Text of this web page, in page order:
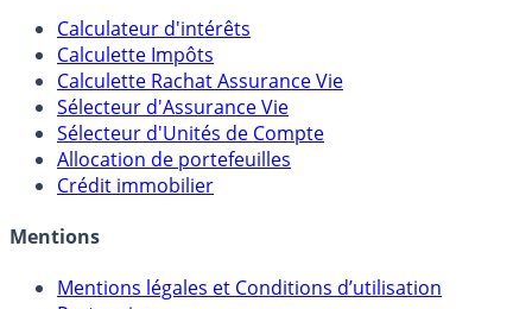
Calculateur d'intérêts
Calculette Impôts
Calculette Rachat Assurance Vie
Sélecteur d'Assurance Vie
Sélecteur d'Unités de Compte
Allocation de portefeuilles